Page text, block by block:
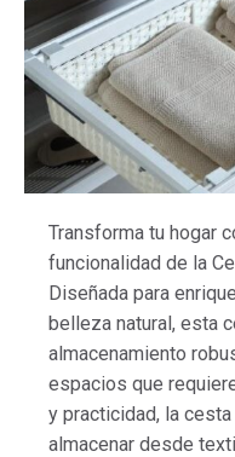
Transforma tu hogar
funcionalidad de la
Diseñada para
belleza natural, esta
almacenamiento
espacios que
y practicidad, la
almacenar desde